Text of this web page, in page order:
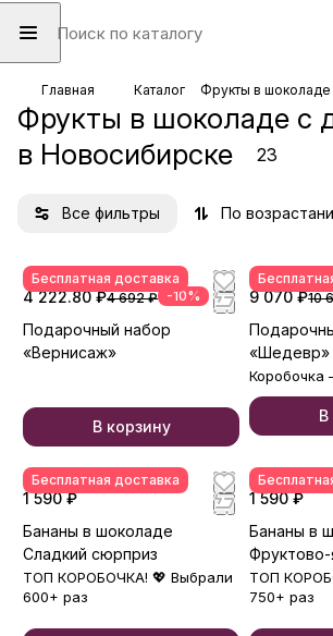
Главная Каталог Фрукты в
Фрукты в шоколаде с
в Новосибирске
23
Все фильтры
Бесплатная доставка
4 222.80 ₽4 692 ₽ -10%
Подарочный набор
«Вернисаж»
В корзину
9 070 ₽10
«Шедевр»
Коробочка
В
Бесплатная доставка
1 590 ₽
Бананы в шоколаде
Сладкий сюрприз
ТОП КОРОБОЧКА! 💖 Выбрали
600+ раз
1 590 ₽
Бананы в
Фруктово-
ТОП
750+ раз